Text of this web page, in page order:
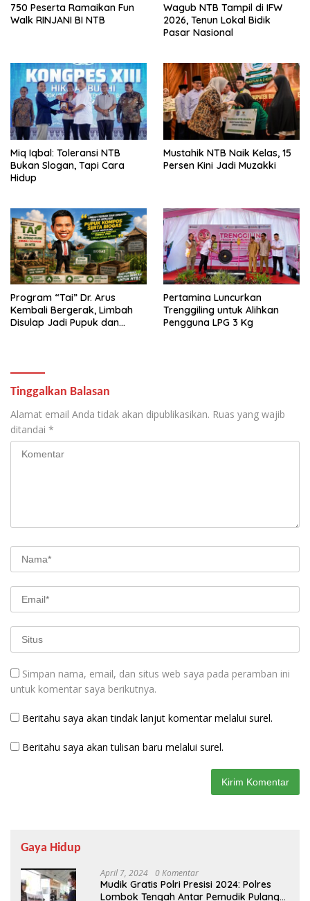
750 Peserta Ramaikan Fun
Walk RINJANI BI NTB
Wagub NTB Tampil di IFW
2026, Tenun Lokal Bidik
Pasar Nasional
Miq Iqbal: Toleransi NTB
Bukan Slogan, Tapi Cara
Hidup
Mustahik NTB Naik Kelas, 15
Persen Kini Jadi Muzakki
Program “Tai” Dr. Arus
Kembali Bergerak, Limbah
Disulap Jadi Pupuk dan
Pertamina Luncurkan
Trenggiling untuk Alihkan
Pengguna LPG 3 Kg
Tinggalkan Balasan
Alamat email Anda tidak akan dipublikasikan. Ruas yang wajib
ditandai *
Simpan nama, email, dan situs web saya pada peramban ini
untuk komentar saya berikutnya.
Beritahu saya akan tindak lanjut komentar melalui surel.
Beritahu saya akan tulisan baru melalui surel.
Gaya Hidup
April 7, 2024 0 Komentar
Mudik Gratis Polri Presisi 2024: Polres
Lombok Tengah Antar Pemudik Pulang